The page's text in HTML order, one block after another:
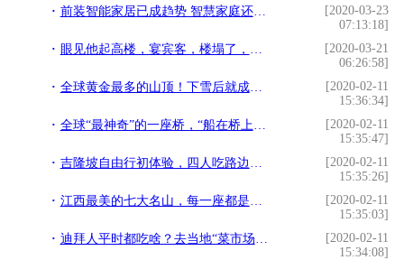
前装智能家居已成趋势 智慧家庭还有多远？
[2020-03-23
07:13:18]
眼见他起高楼，宴宾客，楼塌了，却正在王思聪身上逆袭了？
[2020-03-21
06:26:58]
全球黄金最多的山顶！下雪后就成了“云顶天宫”，是老子得道之地
[2020-02-11
15:36:34]
全球“最神奇”的一座桥，“船在桥上游，车在水下走”
[2020-02-11
15:35:47]
吉隆坡自由行初体验，四人吃路边摊花了300元，您说贵不贵
[2020-02-11
15:35:26]
江西最美的七大名山，每一座都是一幅画一个故事
[2020-02-11
15:35:03]
迪拜人平时都吃啥？去当地“菜市场”后，游客：贫穷限制了想象
[2020-02-11
15:34:08]